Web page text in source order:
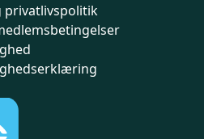
privatlivspolitik